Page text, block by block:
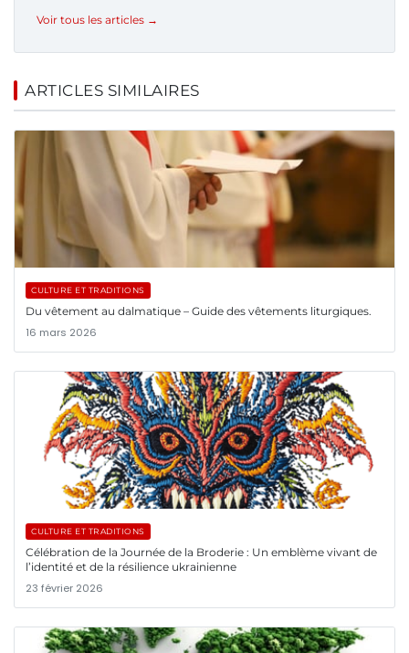
Voir tous les articles →
ARTICLES SIMILAIRES
CULTURE ET TRADITIONS
Du vêtement au dalmatique – Guide des vêtements liturgiques.
16 mars 2026
CULTURE ET TRADITIONS
Célébration de la Journée de la Broderie : Un emblème vivant de
l’identité et de la résilience ukrainienne
23 février 2026